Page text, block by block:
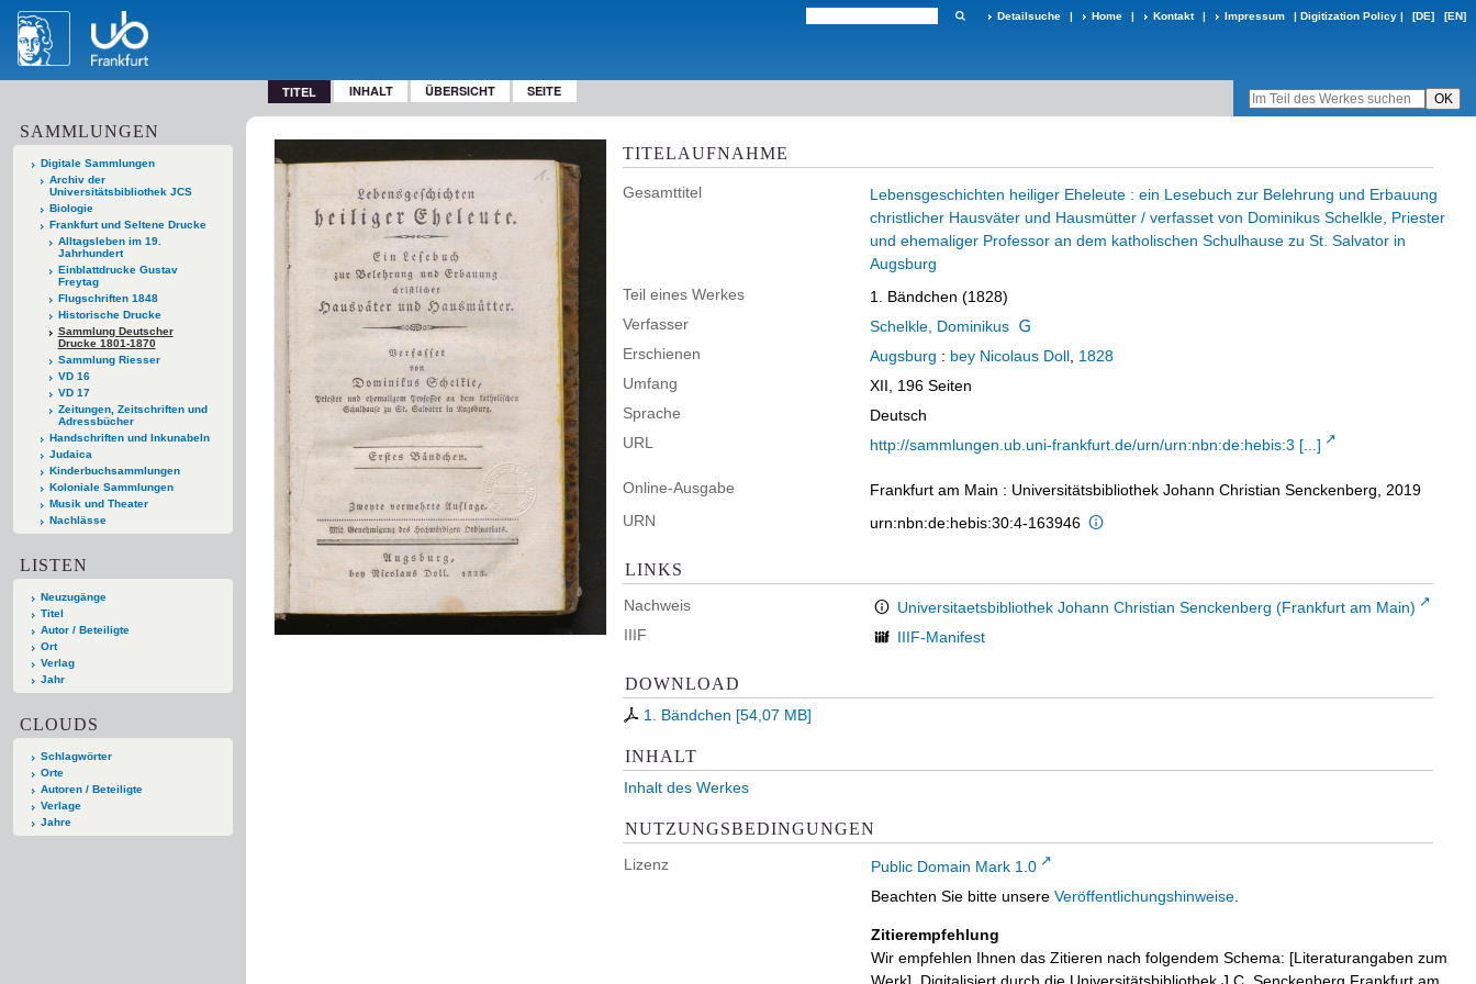
Detailsuche | Home | Kontakt | Impressum | Digitization Policy | [DE] [EN]
TITEL INHALT ÜBERSICHT SEITE
SAMMLUNGEN
Digitale Sammlungen
Archiv der
Universitätsbibliothek JCS
Biologie
Frankfurt und Seltene Drucke
Alltagsleben im 19.
Jahrhundert
Einblattdrucke Gustav
Freytag
Flugschriften 1848
Historische Drucke
Sammlung Deutscher
Drucke 1801-1870
Sammlung Riesser
VD 16
VD 17
Zeitungen, Zeitschriften und
Adressbücher
Handschriften und Inkunabeln
Judaica
Kinderbuchsammlungen
Koloniale Sammlungen
Musik und Theater
Nachlässe
LISTEN
Neuzugänge
Titel
Autor / Beteiligte
Ort
Verlag
Jahr
CLOUDS
Schlagwörter
Orte
Autoren / Beteiligte
Verlage
Jahre
TITELAUFNAHME
Gesamttitel
Lebensgeschichten heiliger Eheleute : ein Lesebuch zur Belehrung und Erbauung
christlicher Hausväter und Hausmütter / verfasset von Dominikus Schelkle, Priester
und ehemaliger Professor an dem katholischen Schulhause zu St. Salvator in
Augsburg
Teil eines Werkes
1. Bändchen (1828)
Verfasser
Schelkle, Dominikus
Erschienen
Augsburg : bey Nicolaus Doll 1828
Umfang
XII, 196 Seiten
Sprache
Deutsch
URL
http://sammlungen.ub.uni-frankfurt.de/urn/urn:nbn:de:hebis:3 [...]
Online-Ausgabe
Frankfurt am Main : Universitätsbibliothek Johann Christian Senckenberg, 2019
URN
urn:nbn:de:hebis:30:4-163946
LINKS
Nachweis
Universitaetsbibliothek Johann Christian Senckenberg (Frankfurt am Main)
IIIF
IIIF-Manifest
DOWNLOAD
1. Bändchen [54,07 MB]
INHALT
Inhalt des Werkes
NUTZUNGSBEDINGUNGEN
Lizenz Public Domain Mark 1.0
Beachten Sie bitte unsere Veröffentlichungshinweise
Zitierempfehlung
Wir empfehlen Ihnen das Zitieren nach folgendem Schema: [Literaturangaben zum